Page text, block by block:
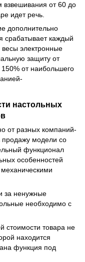
взвешивания от 60 до
идет речь.
дополнительно
срабатывает каждый
весы электронные
защиту от
150% от наибольшего
настольных
от разных компаний-
продажу модели со
функционал
особенностей
за ненужные
необходимо с
стоимости товара не
находится
функция под